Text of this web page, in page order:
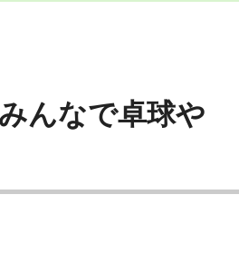
んなで卓球や